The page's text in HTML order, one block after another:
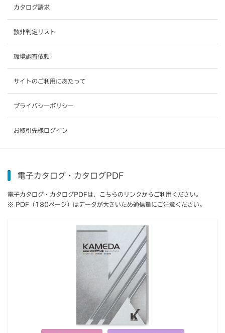
カタログ請求
該非判定リスト
環境調査依頼
サイトのご利用にあたって
プライバシーポリシー
お取引先様ログイン
電子カタログ・カタログPDF
電子カタログ・カタログPDFは、こちらのリンクからご利用ください。
※ PDF（180ページ）はデータが大きいため通信量にご注意ください。